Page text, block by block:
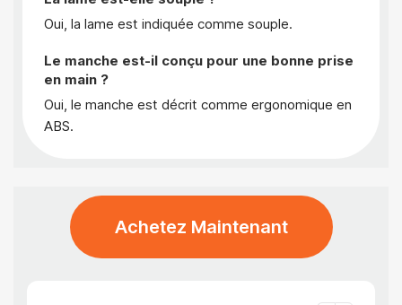
Oui, la lame est indiquée comme souple.
Le manche est-il conçu pour une bonne prise
en main ?
Oui, le manche est décrit comme ergonomique en
ABS.
Achetez Maintenant